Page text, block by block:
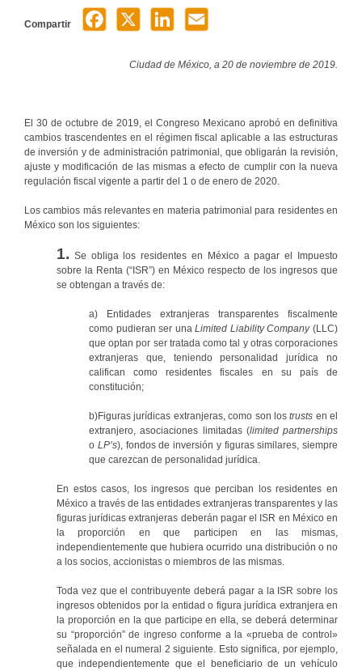
Compartir
Ciudad de México, a 20 de noviembre de 2019.
El 30 de octubre de 2019, el Congreso Mexicano aprobó en definitiva
cambios trascendentes en el régimen fiscal aplicable a las estructuras
de inversión y de administración patrimonial, que obligarán la revisión,
ajuste y modificación de las mismas a efecto de cumplir con la nueva
regulación fiscal vigente a partir del 1 o de enero de 2020.
Los cambios más relevantes en materia patrimonial para residentes en
México son los siguientes:
1. Se obliga los residentes en México a pagar el Impuesto
sobre la Renta (“ISR”) en México respecto de los ingresos que
se obtengan a través de:
a) Entidades extranjeras transparentes fiscalmente
como pudieran ser unaLimited Liability Company(LLC)
que optan por ser tratada como tal y otras corporaciones
extranjeras que, teniendo personalidad jurídica no
califican como residentes fiscales en su país de
constitución;
b)Figuras jurídicas extranjeras, como son lostrusts en el
extranjero, asociaciones limitadas (limited partnerships
o LP’s), fondos de inversión y figuras similares, siempre
que carezcan de personalidad jurídica.
En estos casos, los ingresos que perciban los residentes en
México a través de las entidades extranjeras transparentes y las
figuras jurídicas extranjeras deberán pagar el ISR en México en
la proporción en que participen en las mismas,
independientemente que hubiera ocurrido una distribución o no
a los socios, accionistas o miembros de las mismas.
Toda vez que el contribuyente deberá pagar a la ISR sobre los
ingresos obtenidos por la entidad o figura jurídica extranjera en
la proporción en la que participe en ella, se deberá determinar
su “proporción” de ingreso conforme a la «prueba de control»
señalada en el numeral 2 siguiente. Esto significa, por ejemplo,
que independientemente que el beneficiario de un vehículo